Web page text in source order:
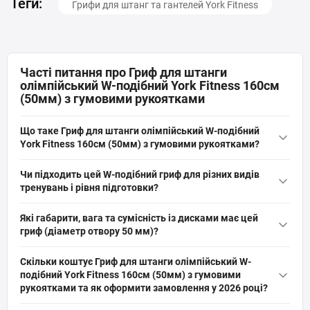
Теги: Грифи для штанг та гантелей York Fitness
Часті питання про Гриф для штанги
олімпійський W-подібний York Fitness 160см
(50мм) з гумовими рукоятками
Що таке Гриф для штанги олімпійський W-подібний
York Fitness 160см (50мм) з гумовими рукоятками?
(50мм) з гумовими рукоятками — це хромований сталевий
вагою 11 кг, з ергономічними гумовими рукоятками для
зручних різних хватів під час тренувань.
Чи підходить цей W-подібний гриф для різних видів
тренувань і рівня підготовки?
кросфіту, важкої атлетики, пауерліфтингу та бодібілдингу;
зчеплення. Підходить як просунутим спортсменам, так і
аматорам, орієнтуйтесь на конструктивні обмеження
навантаження.
Які габарити, вага та сумісність із дисками має цей
гриф (діаметр отвору 50 мм)?
діаметр посадкового отвору 50 мм сумісний з олімпійськими
дисками стандарту 50 мм. Розміри вказані як 140×10×10 см;
Скільки коштує Гриф для штанги олімпійський W-
подібний York Fitness 160см (50мм) з гумовими
рукоятками та як оформити замовлення у 2026 році?